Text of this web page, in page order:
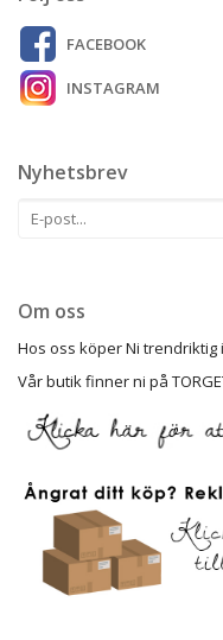
FACEBOOK
INSTAGRAM
Nyhetsbrev
Om oss
Hos oss köper Ni
Vår butik finner ni på